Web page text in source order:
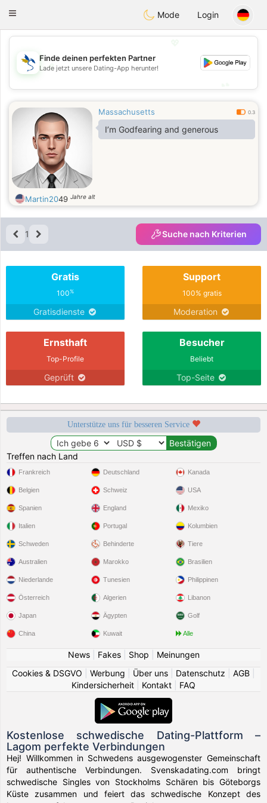
SvenskaDating
Toggle
Mode Login
💖
💕
Finde deinen perfekten Partner
Lade jetzt unsere Dating-App herunter!
Massachusetts 0.3
I’m Godfearing and generous
Martin2049 Jahre alt
1 Suche nach Kriterien
Gratis
100%
Gratisdienste
Support
100% gratis
Moderation
Ernsthaft
Top-Profile
Geprüft
Besucher
Beliebt
Top-Seite
Unterstütze uns für besseren Service
Treffen nach Land
Frankreich
Belgien
Spanien
Italien
Schweden
Deutschland
Schweiz
England
Portugal
Behinderte
Kanada
USA
Mexiko
Kolumbien
Tiere
Australien
Niederlande
Österreich
Japan
China
Marokko
Tunesien
Algerien
Ägypten
Kuwait
Brasilien
Philippinen
Libanon
Golf
Alle
News| Fakes| Shop
Meinungen
Cookies & DSGVO
Werbung Über uns Datenschutz AGB
Kindersicherheit
Kontakt FAQ
Kostenlose schwedische Dating-Plattform –
Lagom perfekte Verbindungen
Hej! Willkommen in Schwedens ausgewogenster Gemeinschaft
für authentische Verbindungen. Svenskadating.com bringt
schwedische Singles von Stockholms Schären bis Göteborgs
Küste zusammen und feiert das schwedische Konzept des